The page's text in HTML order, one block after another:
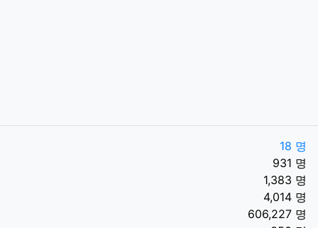
18 명
931 명
1,383 명
4,014 명
606,227 명